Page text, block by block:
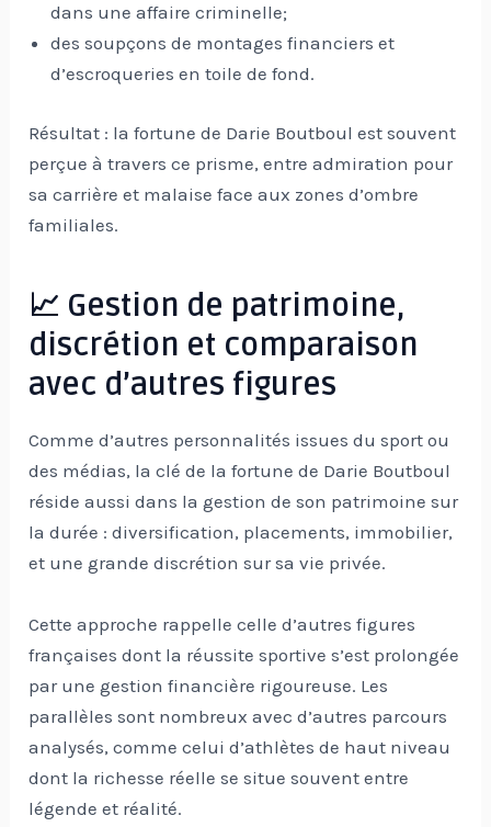
dans une affaire criminelle;
des soupçons de montages financiers et
d’escroqueries en toile de fond.
Résultat : la fortune de Darie Boutboul est souvent
perçue à travers ce prisme, entre admiration pour
sa carrière et malaise face aux zones d’ombre
familiales.
📈 Gestion de patrimoine,
discrétion et comparaison
avec d’autres figures
Comme d’autres personnalités issues du sport ou
des médias, la clé de la fortune de Darie Boutboul
réside aussi dans la gestion de son patrimoine sur
la durée : diversification, placements, immobilier,
et une grande discrétion sur sa vie privée.
Cette approche rappelle celle d’autres figures
françaises dont la réussite sportive s’est prolongée
par une gestion financière rigoureuse. Les
parallèles sont nombreux avec d’autres parcours
analysés, comme celui d’athlètes de haut niveau
dont la richesse réelle se situe souvent entre
légende et réalité.